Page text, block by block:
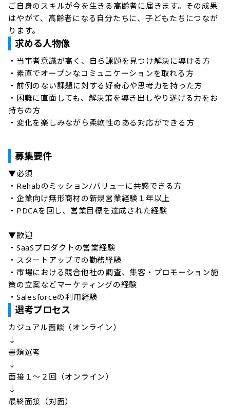
ご自身のスキルが今を生きる高齢者に届きます。その成果
はやがて、高齢者になる自分たちに、子どもたちにつなが
ります。
求める人物像
・当事者意識が高く、自ら課題を見つけ解決に導ける方
・素直でオープンなコミュニケーションを取れる方
・前例のない課題に対する好奇心や思考力を持った方
・困難に直面しても、解決策を導き出しやり遂げる力をお
持ちの方
・変化を楽しみながら柔軟性のある対応ができる方
募集要件
▼必須
・Rehabのミッション/バリューに共感できる方
・企業向け無形商材の新規営業経験１年以上
・PDCAを回し、営業目標を達成された経験
▼歓迎
・SaaSプロダクトの営業経験
・スタートアップでの勤務経験
・市場における競合他社の調査、集客・プロモーション施
策の立案などマーケティングの経験
・Salesforceの利用経験
選考プロセス
カジュアル面談（オンライン）
↓
書類選考
↓
面接１～２回（オンライン）
↓
最終面接（対面）